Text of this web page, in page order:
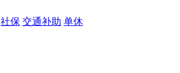
社保 交通补助 单休